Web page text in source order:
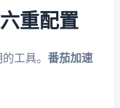
重配置
工具。 番茄加速